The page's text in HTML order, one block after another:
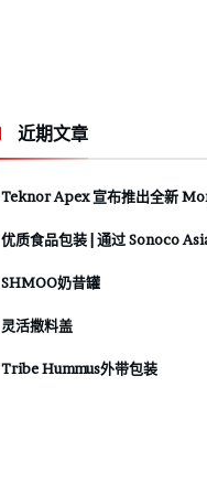
近期文章
Teknor Apex 宣布推出全新
优质食品包装 | 通过 Sonoco
SHMOO奶昔罐
灵活撒料盖
Tribe Hummus外带包装